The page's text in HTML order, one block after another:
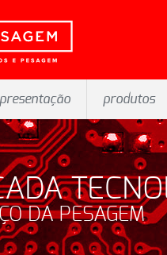
produtos
DA PESAGEM